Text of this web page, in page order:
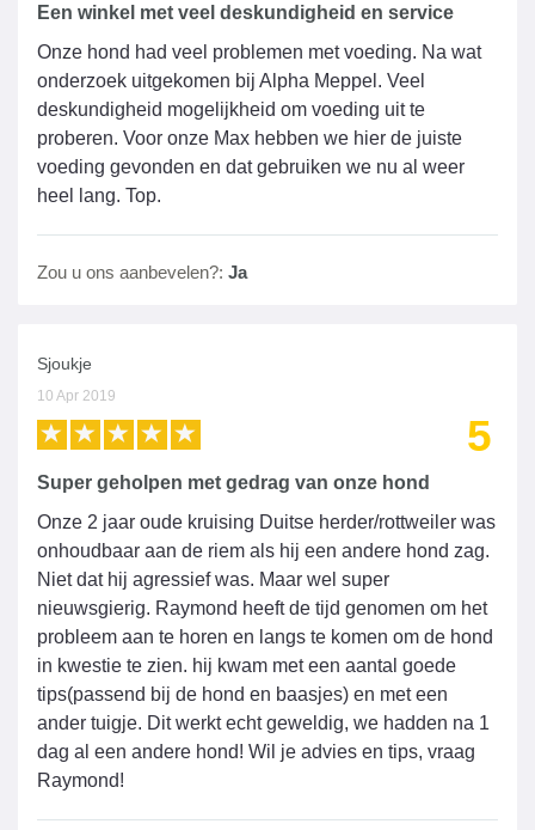
Een winkel met veel deskundigheid en service
Onze hond had veel problemen met voeding. Na wat
onderzoek uitgekomen bij Alpha Meppel. Veel
deskundigheid mogelijkheid om voeding uit te
proberen. Voor onze Max hebben we hier de juiste
voeding gevonden en dat gebruiken we nu al weer
heel lang. Top.
Zou u ons aanbevelen?: Ja
Sjoukje
10 Apr 2019
5
Super geholpen met gedrag van onze hond
Onze 2 jaar oude kruising Duitse herder/rottweiler was
onhoudbaar aan de riem als hij een andere hond zag.
Niet dat hij agressief was. Maar wel super
nieuwsgierig. Raymond heeft de tijd genomen om het
probleem aan te horen en langs te komen om de hond
in kwestie te zien. hij kwam met een aantal goede
tips(passend bij de hond en baasjes) en met een
ander tuigje. Dit werkt echt geweldig, we hadden na 1
dag al een andere hond! Wil je advies en tips, vraag
Raymond!